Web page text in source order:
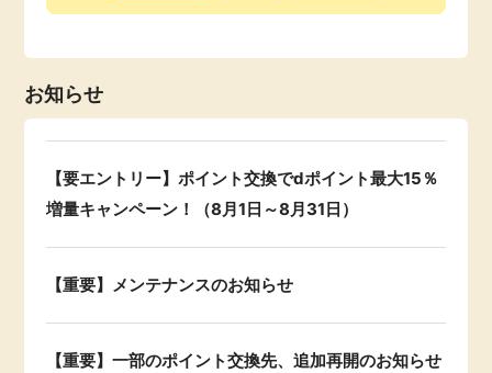
ヘルプセンター
お知らせ
【要エントリー】ポイント交換でdポイント最大15％
増量キャンペーン！（8月1日～8月31日）
【重要】メンテナンスのお知らせ
【重要】一部のポイント交換先、追加再開のお知らせ